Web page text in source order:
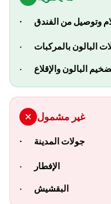
وتوصيل من الفندق
· البالون بالمركبات
· البالون والإقلاع
غير مشمول
· جولات المدينة
·
الإفطار
· البقشيش